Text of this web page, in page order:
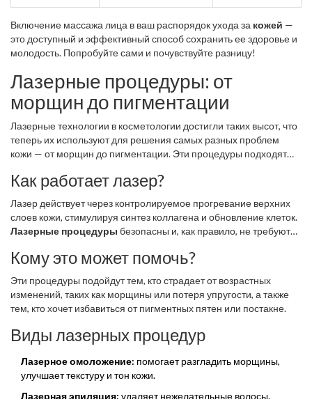
Включение массажа лица в ваш распорядок ухода за кожей —
это доступный и эффективный способ сохранить ее здоровье и
молодость. Попробуйте сами и почувствуйте разницу!
Лазерные процедуры: от
морщин до пигментации
Лазерные технологии в косметологии достигли таких высот, что
теперь их используют для решения самых разных проблем
кожи — от морщин до пигментации. Эти процедуры подходят
Как работает лазер?
Лазер действует через контролируемое прогревание верхних
слоев кожи, стимулируя синтез коллагена и обновление клеток.
Лазерные процедуры безопасны и, как правило, не требуют
Кому это может помочь?
Эти процедуры подойдут тем, кто страдает от возрастных
изменений, таких как морщины или потеря упругости, а также
тем, кто хочет избавиться от пигментных пятен или постакне.
Виды лазерных процедур
Лазерное омоложение: помогает разгладить морщины,
улучшает текстуру и тон кожи.
Лазерная эпиляция: удаляет нежелательные волосы.